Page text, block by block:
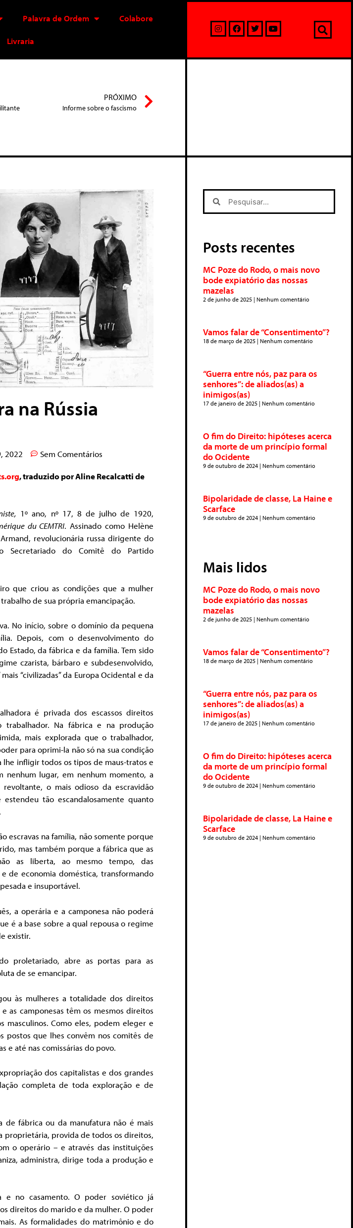
Palavra de Ordem Colabore
Livraria
PRÓXIMO
Informe sobre o fascismo
na Rússia
2022 Sem Comentários
, traduzido por Aline Recalcatti de
1º ano, nº17, 8 de julho de 1920,
du CEMTRI.Assinado como Helène
revolucionária russa dirigente do
Secretariado do Comitê do Partido
que criou as condições que a mulher
de sua própria emancipação.
No início, sobre o domínio da pequena
Depois, com o desenvolvimento do
Estado, da fábrica e da família. Tem sido
czarista, bárbaro e subdesenvolvido,
“civilizadas” da Europa Ocidental e da
é privada dos escassos direitos
Na fábrica e na produção
mais explorada que o trabalhador,
para oprimi-la não só na sua condição
infligir todos os tipos de maus-tratos e
nenhum lugar, em nenhum momento, a
o mais odioso da escravidão
tão escandalosamente quanto
escravas na família, não somente porque
mas também porque a fábrica que as
as liberta, ao mesmo tempo, das
de economia doméstica, transformando
e insuportável.
a operária e a camponesa não poderá
é a base sobre a qual repousa o regime
existir.
proletariado, abre as portas para as
de se emancipar.
às mulheres a totalidade dos direitos
as camponesas têm os mesmos direitos
masculinos. Como eles, podem eleger e
postos que lhes convêm nos comitês de
e até nas comissárias do povo.
dos capitalistas e dos grandes
completa de toda exploração e de
de fábrica ou da manufatura não é mais
proprietária, provida de todos os direitos,
o operário – e através das instituições
administra, dirige toda a produção e
e no casamento. O poder soviético já
direitos do marido e da mulher. O poder
As formalidades do matrimônio e do
Posts recentes
MC Poze do Rodo, o mais novo
bode expiatório das nossas
mazelas
2 de junho de 2025 Nenhum comentário
Vamos falar de “Consentimento”?
18 de março de 2025 Nenhum comentário
“Guerra entre nós, paz para os
senhores”: de aliados(as) a
inimigos(as)
17 de janeiro de 2025 Nenhum comentário
O fim do Direito: hipóteses acerca
da morte de um princípio formal
do Ocidente
9 de outubro de 2024 Nenhum comentário
Bipolaridade de classe, La Haine e
Scarface
9 de outubro de 2024 Nenhum comentário
Mais lidos
MC Poze do Rodo, o mais novo
bode expiatório das nossas
mazelas
2 de junho de 2025 Nenhum comentário
Vamos falar de “Consentimento”?
18 de março de 2025 Nenhum comentário
“Guerra entre nós, paz para os
senhores”: de aliados(as) a
inimigos(as)
17 de janeiro de 2025 Nenhum comentário
O fim do Direito: hipóteses acerca
da morte de um princípio formal
do Ocidente
9 de outubro de 2024 Nenhum comentário
Bipolaridade de classe, La Haine e
Scarface
9 de outubro de 2024 Nenhum comentário